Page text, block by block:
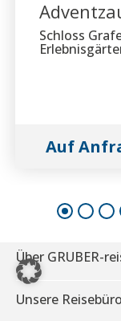
Schloss
Auf
Über GRUBER-
Unsere